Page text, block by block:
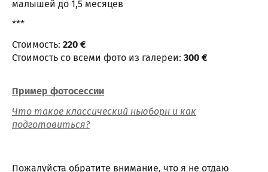
малышей до 1,5 месяцев
***
Стоимость: 220 €
Стоимость со всеми фото из галереи: 300 €
Пример фотосессии
Что такое классический ньюборн и как
подготовиться?
Пожалуйста обратите внимание, что я не отдаю